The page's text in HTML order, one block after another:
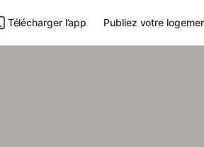
Télécharger l’app Publiez votre